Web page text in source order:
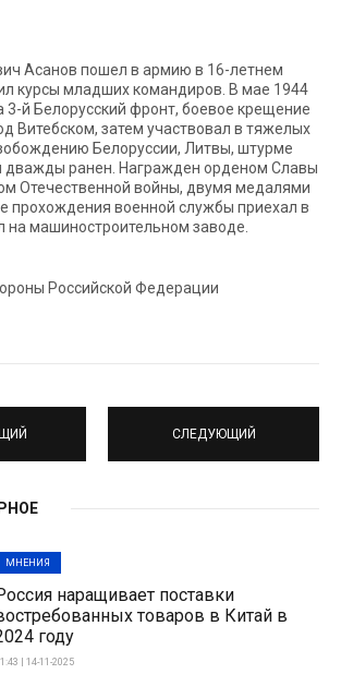
Асанов пошел в армию в 16-летнем
курсы младших командиров. В мае 1944
3-й Белорусский фронт, боевое крещение
Витебском, затем участвовал в тяжелых
Белоруссии, Литвы, штурме
дважды ранен. Награжден орденом Славы
Отечественной войны, двумя медалями
прохождения военной службы приехал в
на машиностроительном заводе.
Российской Федерации
СЛЕДУЮЩИЙ
МНЕНИЯ
наращивает поставки
товаров в Китай в
году
| 14-11-2025